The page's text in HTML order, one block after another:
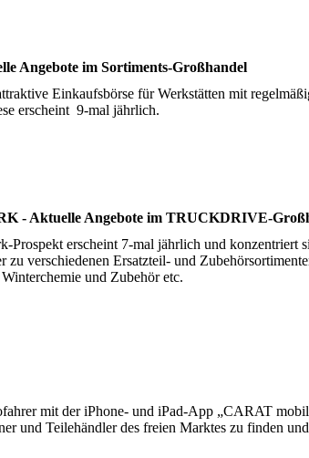
Angebote im Sortiments-Großhandel
Einkaufsbörse für Werkstätten mit
erscheint 9-mal jährlich.
- Aktuelle Angebote im TRUCKDRIVE-
Prospekt erscheint 7-mal jährlich und
zu verschiedenen Ersatzteil- und
und Zubehör etc.
mit der iPhone- und iPad-App „CARAT
und Teilehändler des freien Marktes zu finden